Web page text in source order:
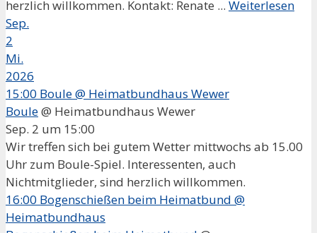
herzlich willkommen. Kontakt: Renate ... Weiterlesen
Sep.
2
Mi.
2026
15:00 Boule@ Heimatbundhaus Wewer
Boule@ Heimatbundhaus Wewer
Sep. 2 um 15:00
Wir treffen sich bei gutem Wetter mittwochs ab 15.00
Uhr zum Boule-Spiel. Interessenten, auch
Nichtmitglieder, sind herzlich willkommen.
16:00 Bogenschießen beim Heimatbund @
Heimatbundhaus